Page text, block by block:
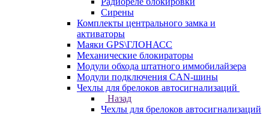
Сирены
Комплекты центрального замка и
активаторы
Маяки GPS\ГЛОНАСС
Механические блокираторы
Модули обхода штатного иммобилайзера
Модули подключения CAN-шины
Чехлы для брелоков автосигнализаций
Назад
Чехлы для брелоков автосигнализаций